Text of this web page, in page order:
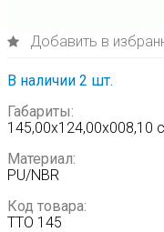
Добавить в
В наличии 2 шт.
Габариты:
145,00х124,00х008,10
Материал:
PU/NBR
Код товара:
TTO 145